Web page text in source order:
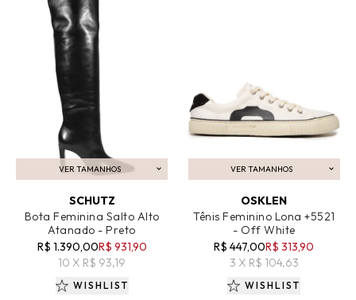
VER TAMANHOS
ADICIONAR AO CARRINHO
SCHUTZ
Bota Feminina Salto Alto
Atanado - Preto
R$ 1.390,00R$ 931,90
10 X R$ 93,19
WISHLIST
VER TAMANHOS
ADICIONAR AO CARRINHO
OSKLEN
Tênis Feminino Lona +5521
- Off White
R$ 447,00R$ 313,90
3 X R$ 104,63
WISHLIST